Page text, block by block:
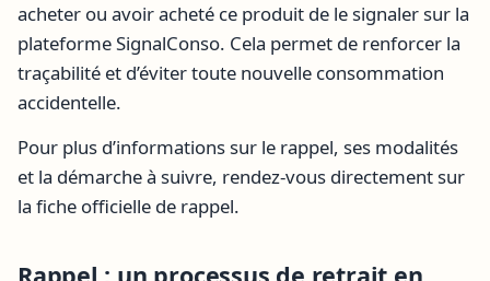
acheter ou avoir acheté ce produit de le signaler sur la
plateforme SignalConso. Cela permet de renforcer la
traçabilité et d’éviter toute nouvelle consommation
accidentelle.
Pour plus d’informations sur le rappel, ses modalités
et la démarche à suivre, rendez-vous directement sur
la fiche officielle de rappel.